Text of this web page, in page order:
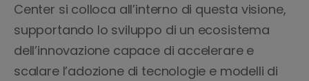
Center si colloca all’interno di questa visione,
supportando lo sviluppo di un ecosistema
dell’innovazione capace di accelerare e
scalare l’adozione di tecnologie e modelli di